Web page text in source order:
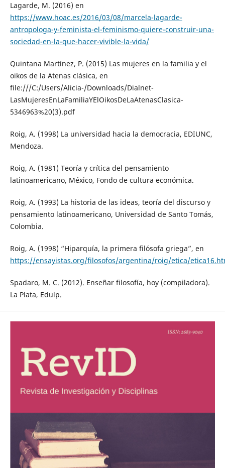
Lagarde, M. (2016) en
https://www.hoac.es/2016/03/08/marcela-lagarde-
antropologa-y-feminista-el-feminismo-quiere-construir-una-
sociedad-en-la-que-hacer-vivible-la-vida/
Quintana Martínez, P. (2015) Las mujeres en la familia y el
oikos de la Atenas clásica, en
file:///C:/Users/Alicia-/Downloads/Dialnet-
LasMujeresEnLaFamiliaYElOikosDeLaAtenasClasica-
5346963%20(3).pdf
Roig, A. (1998) La universidad hacia la democracia, EDIUNC,
Mendoza.
Roig, A. (1981) Teoría y crítica del pensamiento
latinoamericano, México, Fondo de cultura económica.
Roig, A. (1993) La historia de las ideas, teoría del discurso y
pensamiento latinoamericano, Universidad de Santo Tomás,
Colombia.
Roig, A. (1998) “Hiparquía, la primera filósofa griega”, en
https://ensayistas.org/filosofos/argentina/roig/etica/
Spadaro, M. C. (2012). Enseñar filosofía, hoy (compiladora).
La Plata, Edulp.